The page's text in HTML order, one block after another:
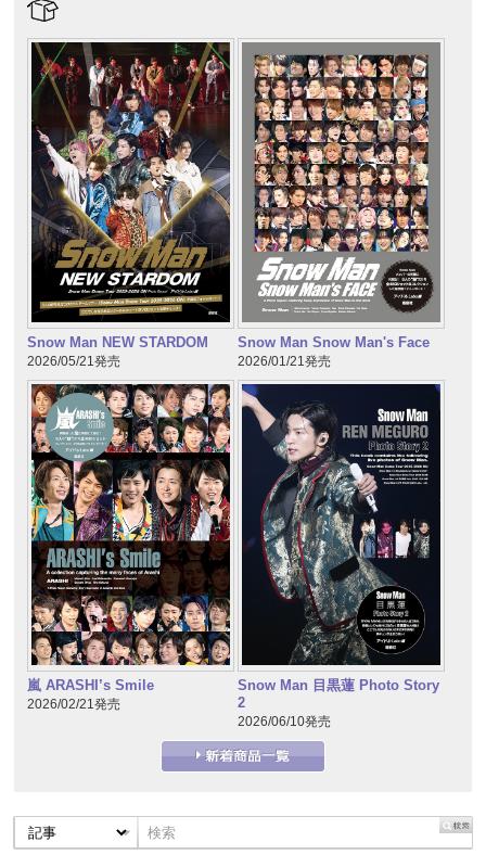
Snow Man NEW STARDOM
2026/05/21発売
Snow Man Snow Man's Face
2026/01/21発売
嵐 ARASHI’s Smile
2026/02/21発売
Snow Man 目黒蓮 Photo Story
2
2026/06/10発売